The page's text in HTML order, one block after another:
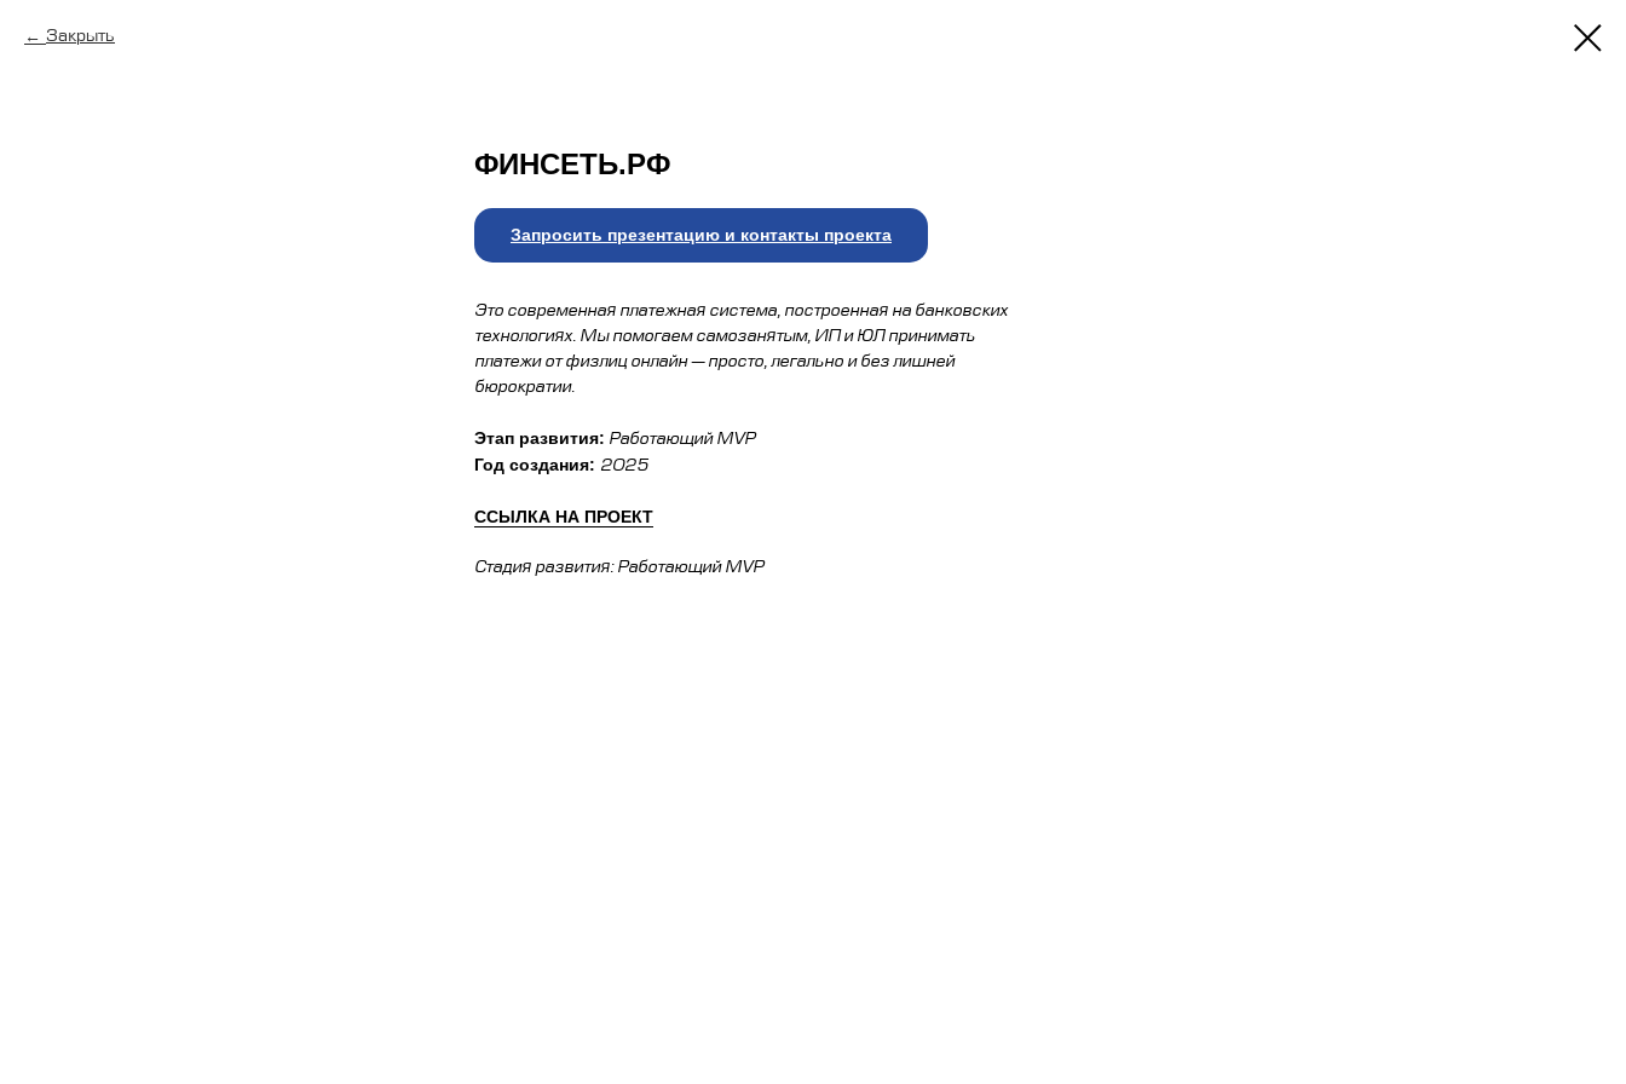
Закрыть
ФИНСЕТЬ.РФ
Запросить презентацию и контакты проекта
Это современная платежная система, построенная на банковских
технологиях. Мы помогаем самозанятым, ИП и ЮЛ принимать
платежи от физлиц онлайн — просто, легально и без лишней
бюрократии.
Этап развития: Работающий MVP
Год создания: 2025
ССЫЛКА НА ПРОЕКТ
Стадия развития: Работающий MVP